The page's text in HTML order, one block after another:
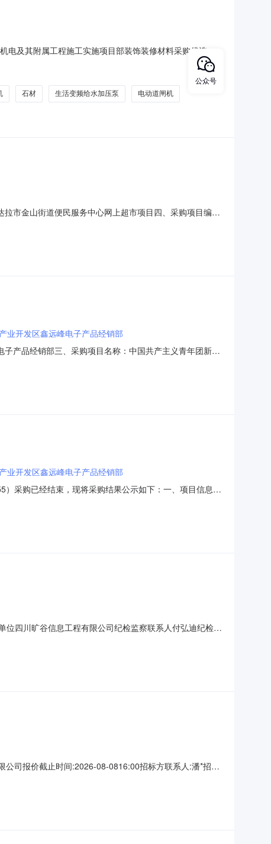
及其附属工程施工实施项目部装饰装修材料采购优选公
重庆千牛建设工程有限公司重庆城口（陕渝界）至
公司采购管理办法》、《重庆千牛建设工程有限
石材 生活变频给水加压泵 电动道闸机
市金山街道便民服务中心网上超市项目四、采购项目编
业开发区鑫远峰电子产品经销部
产品经销部三、采购项目名称：中国共产主义青年团新疆
400W个6.00251503守望者4
业开发区鑫远峰电子产品经销部
采购已经结束，现将采购结果公示如下：一、项目信息项
价起止时间:-二、采购单位信息采购单位
四川旷谷信息工程有限公司纪检监察联系人付弘迪纪检监
缴费账号项目审批后自动创建开户行平安银行天
司报价截止时间:2026-08-0816:00招标方联系人:潘*招标
公众号